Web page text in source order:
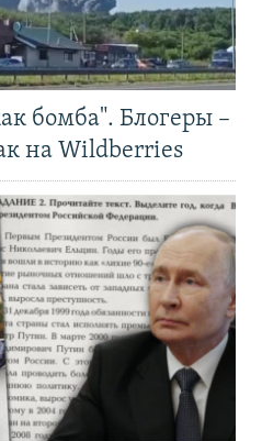
бомба". Блогеры –
на Wildberries